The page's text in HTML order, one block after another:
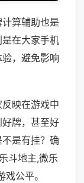
算辅助也是
在大家手机
，避免影响
映在游戏中
牌，甚至好
是有挂？确
斗地主,微乐
公平。